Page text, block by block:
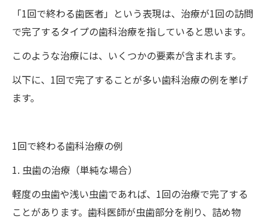
「1回で終わる歯医者」という表現は、治療が1回の訪問
で完了するタイプの歯科治療を指していると思います。
このような治療には、いくつかの要素が含まれます。
以下に、1回で完了することが多い歯科治療の例を挙げ
ます。
1回で終わる歯科治療の例
1. 虫歯の治療（単純な場合）
軽度の虫歯や浅い虫歯であれば、1回の治療で完了する
ことがあります。歯科医師が虫歯部分を削り、詰め物